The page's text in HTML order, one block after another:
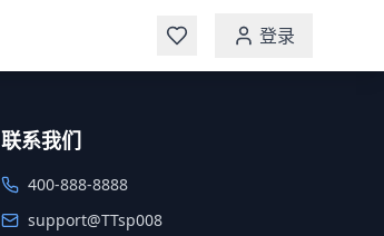
登录
联系我们
400-888-8888
support@TTsp008